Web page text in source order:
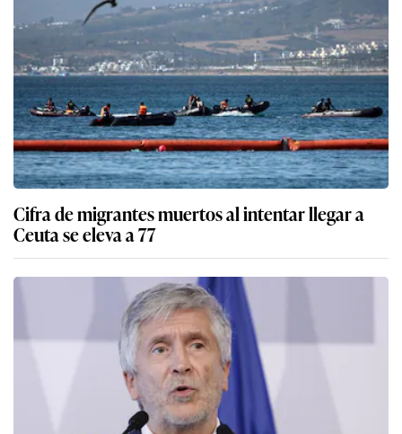
Cifra de migrantes muertos al intentar llegar a
Ceuta se eleva a 77